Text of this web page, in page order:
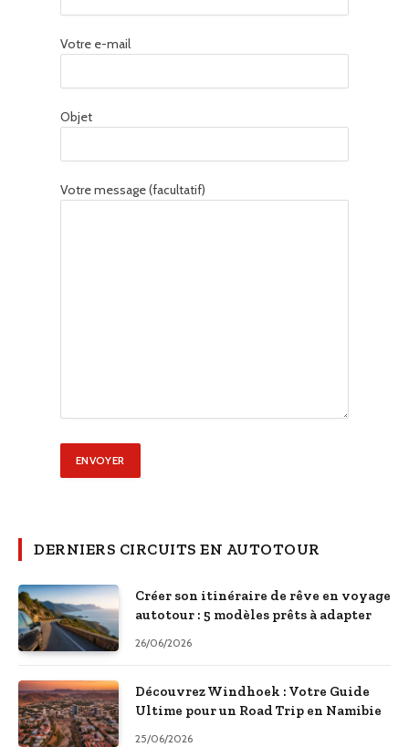
Votre e-mail
Objet
Votre message (facultatif)
DERNIERS CIRCUITS EN AUTOTOUR
Créer son itinéraire de rêve en voyage
autotour : 5 modèles prêts à adapter
26/06/2026
Découvrez Windhoek : Votre Guide
Ultime pour un Road Trip en Namibie
25/06/2026